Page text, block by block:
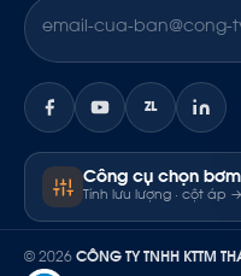
ZL
Công cụ chọn bơm
Tính lưu lượng · cột áp
© 2026 CÔNG TY TNHH KTTM